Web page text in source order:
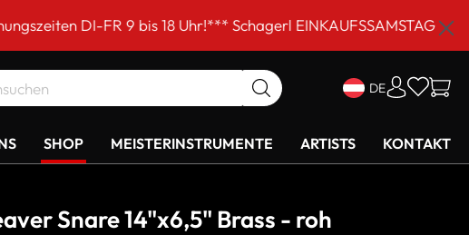
9 bis 18 Uhr!*** Schagerl EINKAUFSSAMSTAG am 5. September
DE
SHOP MEISTERINSTRUMENTE ARTISTS KONTAKT
Snare 14"x6,5" Brass - roh